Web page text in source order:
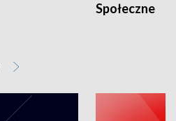
Społeczne